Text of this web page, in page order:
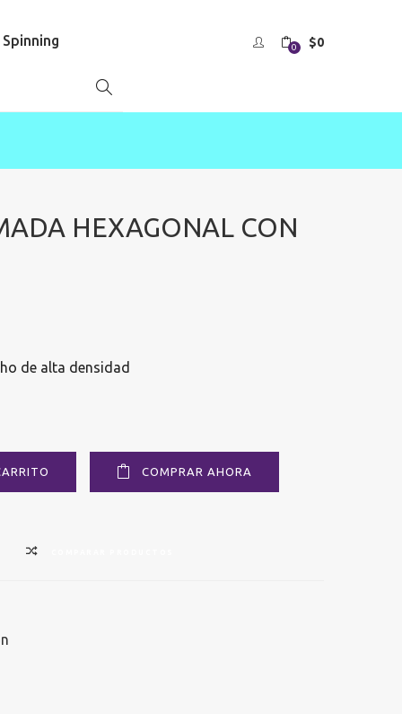
Spinning 0 $0
HEXAGONAL CON
de alta densidad
COMPRAR AHORA